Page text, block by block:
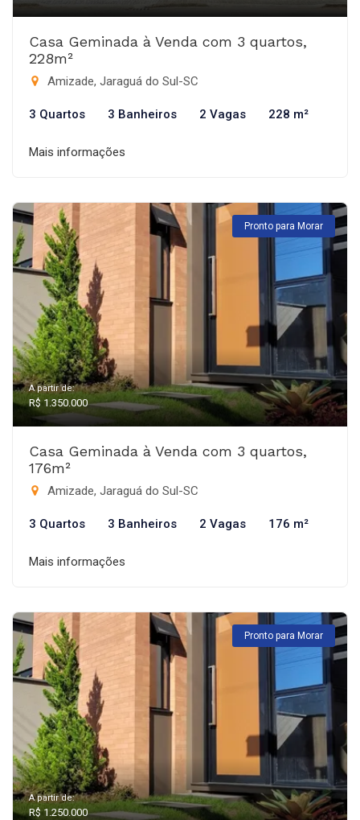
Casa Geminada à Venda com 3 quartos,
228m²
Amizade, Jaraguá do Sul-SC
3 Quartos 3 Banheiros 2 Vagas 228 m²
Mais informações
Pronto para Morar
A partir de:
R$ 1.350.000
Casa Geminada à Venda com 3 quartos,
176m²
Amizade, Jaraguá do Sul-SC
3 Quartos 3 Banheiros 2 Vagas 176 m²
Mais informações
Pronto para Morar
A partir de:
R$ 1.250.000